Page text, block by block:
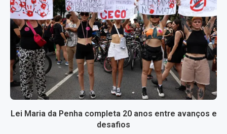
Lei Maria da Penha completa 20 anos entre avanços e
desafios